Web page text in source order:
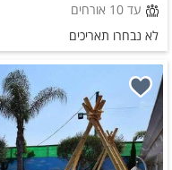
עד 10 אורחים
לא נבחרו תאריכים